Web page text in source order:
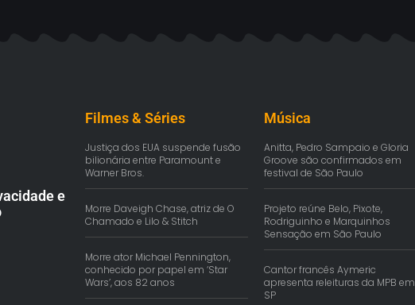
e
Filmes & Séries
Justiça dos EUA suspende fusão
bilionária entre Paramount e
Warner Bros.
Morre Daveigh Chase, atriz de O
Chamado e Lilo & Stitch
Morre ator Michael Pennington,
conhecido por papel em ‘Star
Wars’, aos 82 anos
Música
Anitta, Pedro Sampaio e Gloria
Groove são confirmados em
festival de São Paulo
Projeto reúne Belo, Pixote,
Rodriguinho e Marquinhos
Sensação em São Paulo
Cantor francês Aymeric
apresenta releituras da MPB em
SP